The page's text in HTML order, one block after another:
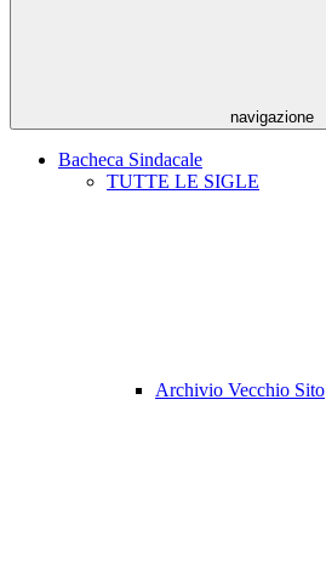
navigazione
Bacheca Sindacale
TUTTE LE SIGLE
Archivio Vecchio Sito